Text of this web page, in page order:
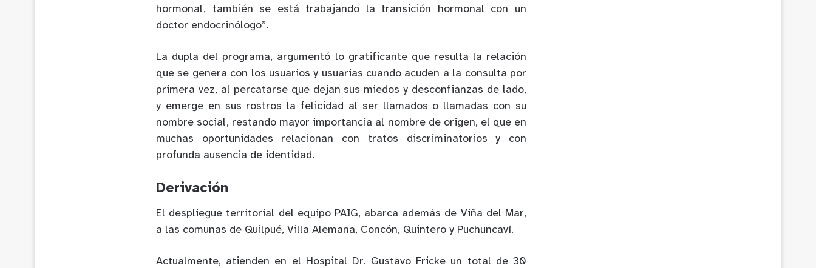
hormonal, también se está trabajando la transición hormonal con un
doctor endocrinólogo”.
La dupla del programa, argumentó lo gratificante que resulta la relación
que se genera con los usuarios y usuarias cuando acuden a la consulta por
primera vez, al percatarse que dejan sus miedos y desconfianzas de lado,
y emerge en sus rostros la felicidad al ser llamados o llamadas con su
nombre social, restando mayor importancia al nombre de origen, el que en
muchas oportunidades relacionan con tratos discriminatorios y con
profunda ausencia de identidad.
Derivación
El despliegue territorial del equipo PAIG, abarca además de Viña del Mar,
a las comunas de Quilpué, Villa Alemana, Concón, Quintero y Puchuncaví.
Actualmente, atienden en el Hospital Dr. Gustavo Fricke un total de 30